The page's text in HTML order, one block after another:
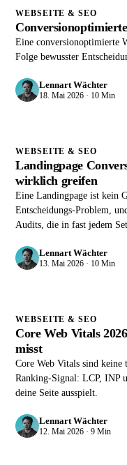
WEBSEITE & SEO
Eine conversionoptimierte
Folge bewusster
Lennart Wächter
18. Mai 2026 · 10 Min
WEBSEITE & SEO
Landingpage
wirklich greifen
Eine Landingpage ist kein
Entscheidungs-Problem,
Audits, die in fast jedem
Lennart Wächter
13. Mai 2026 · 10 Min
WEBSEITE & SEO
Core Web Vitals
misst
Core Web Vitals sind keine
Ranking-Signal: LCP, INP
deine Seite ausspielt.
Lennart Wächter
12. Mai 2026 · 9 Min